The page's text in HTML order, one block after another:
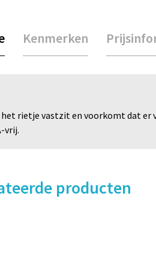
Kenmerken
rietje vastzit en voorkomt dat er
vrij.
producten